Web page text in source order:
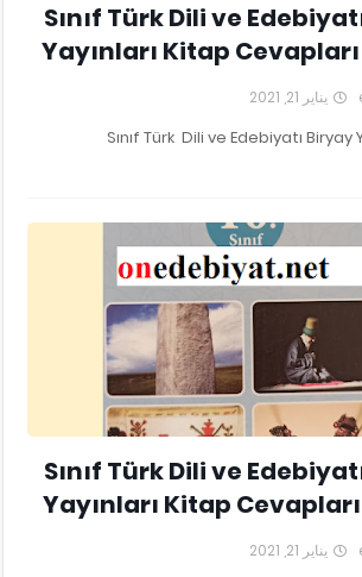
10.Sınıf Türk Dili ve
Yayınları Kitap
يناير 21, 2021
10.Sınıf Türk Dili ve Edebiyatı
10.Sınıf Türk Dili ve
Yayınları Kitap
يناير 21, 2021